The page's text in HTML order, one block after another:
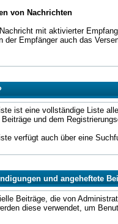
von Nachrichten
mit aktivierter
der Empfänger auch das
ist eine vollständige Liste
und dem
verfügt auch über eine
und angeheftete
Beiträge, die von
diese verwendet, um